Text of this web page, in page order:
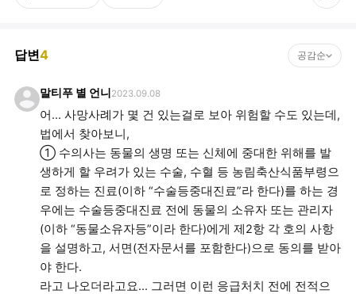
답변4 공감순
말티푸 별 언니 2023.09.08
어... 사망사례가 몇 건 있는걸로 보아 위험할 수도 있는데,
법에서 찾아보니,
① 수의사는 동물의 생명 또는 신체에 중대한 위해를 발
생하게 할 우려가 있는 수술, 수혈 등 농림축산식품부령으
로 정하는 진료(이하 “수술등중대진료”라 한다)를 하는 경
우에는 수술등중대진료 전에 동물의 소유자 또는 관리자
(이하 “동물소유자등”이라 한다)에게 제2항 각 호의 사항
을 설명하고, 서면(전자문서를 포함한다)으로 동의를 받아
야 한다.
라고 나오더라고요... 그러면 이런 응급처치 전에 전적으